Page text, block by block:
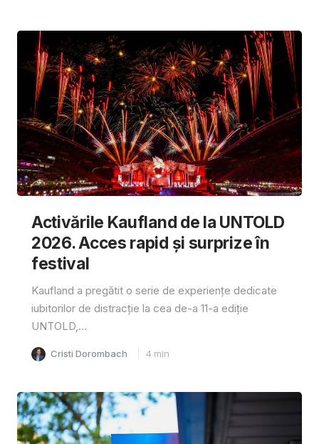
Activările Kaufland de la UNTOLD
2026. Acces rapid și surprize în
festival
Kaufland a pregătit o serie de experiențe dedicate
iubitorilor de distracție la cea de-a 11-a ediție
UNTOLD,...
Cristi Dorombach 4 min